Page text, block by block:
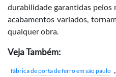
durabilidade garantidas pelos
acabamentos variados,
qualquer obra.
Veja Também:
fábrica de porta de ferro em são paulo